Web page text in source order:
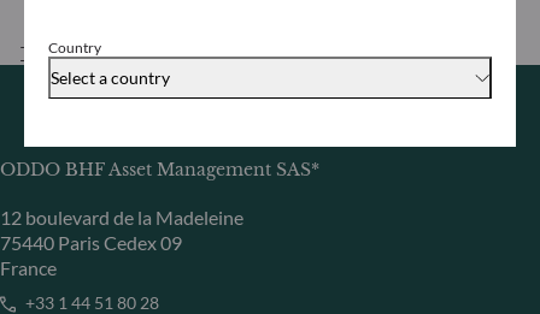
Country
Select a country
Télécharger
ODDO BHF Asset Management SAS*
12 boulevard de la Madeleine
75440 Paris Cedex 09
France
+33 1 44 51 80 28